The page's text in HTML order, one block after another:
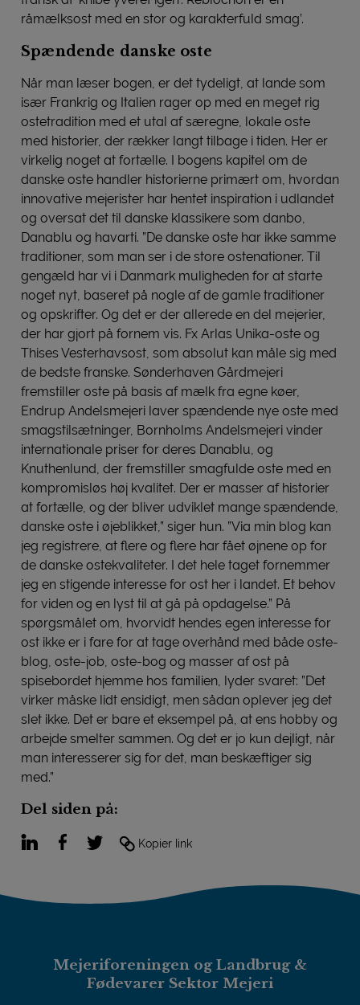
råmælksost med en stor og karakterfuld smag’.
Spændende danske oste
Når man læser bogen, er det tydeligt, at lande som
især Frankrig og Italien rager op med en meget rig
ostetradition med et utal af særegne, lokale oste
med historier, der rækker langt tilbage i tiden. Her er
virkelig noget at fortælle. I bogens kapitel om de
danske oste handler historierne primært om, hvordan
innovative mejerister har hentet inspiration i udlandet
og oversat det til danske klassikere som danbo,
Danablu og havarti. ”De danske oste har ikke samme
traditioner, som man ser i de store ostenationer. Til
gengæld har vi i Danmark muligheden for at starte
noget nyt, baseret på nogle af de gamle traditioner
og opskrifter. Og det er der allerede en del mejerier,
der har gjort på fornem vis. Fx Arlas Unika-oste og
Thises Vesterhavsost, som absolut kan måle sig med
de bedste franske. Sønderhaven Gårdmejeri
fremstiller oste på basis af mælk fra egne køer,
Endrup Andelsmejeri laver spændende nye oste med
smagstilsætninger, Bornholms Andelsmejeri vinder
internationale priser for deres Danablu, og
Knuthenlund, der fremstiller smagfulde oste med en
kompromisløs høj kvalitet. Der er masser af historier
at fortælle, og der bliver udviklet mange spændende,
danske oste i øjeblikket,” siger hun. ”Via min blog kan
jeg registrere, at flere og flere har fået øjnene op for
de danske ostekvaliteter. I det hele taget fornemmer
jeg en stigende interesse for ost her i landet. Et behov
for viden og en lyst til at gå på opdagelse.” På
spørgsmålet om, hvorvidt hendes egen interesse for
ost ikke er i fare for at tage overhånd med både oste-
blog, oste-job, oste-bog og masser af ost på
spisebordet hjemme hos familien, lyder svaret: ”Det
virker måske lidt ensidigt, men sådan oplever jeg det
slet ikke. Det er bare et eksempel på, at ens hobby og
arbejde smelter sammen. Og det er jo kun dejligt, når
man interesserer sig for det, man beskæftiger sig
med.”
Del siden på:
LinkedInFacebook
TwitterKopier link
Mejeriforeningen og Landbrug &
Fødevarer Sektor Mejeri